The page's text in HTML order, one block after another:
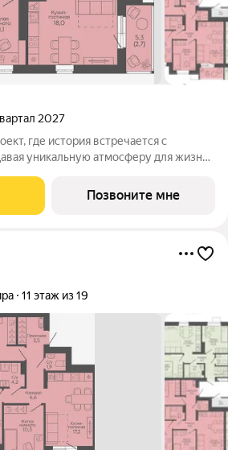
2027
где история встречается с
уникальную атмосферу для жизни.
- в микрорайоне Кача, по
и
Позвоните мне
11 этаж из 19